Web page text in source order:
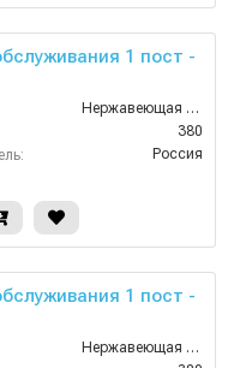
1 пост -
Нержавеющая Сталь
380
Россия
1 пост -
Нержавеющая Сталь